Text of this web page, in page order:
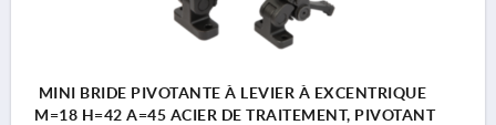
MINI BRIDE PIVOTANTE À LEVIER À EXCENTRIQUE
M=18 H=42 A=45 ACIER DE TRAITEMENT, PIVOTANT